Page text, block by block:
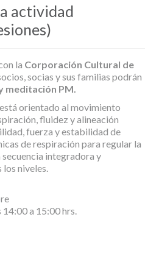
actividad
la Corporación Cultural de
socias y sus familias podrán
meditación PM.
orientado al movimiento
fluidez y alineación
fuerza y estabilidad de
de respiración para regular la
integradora y
niveles.
a 15:00 hrs.